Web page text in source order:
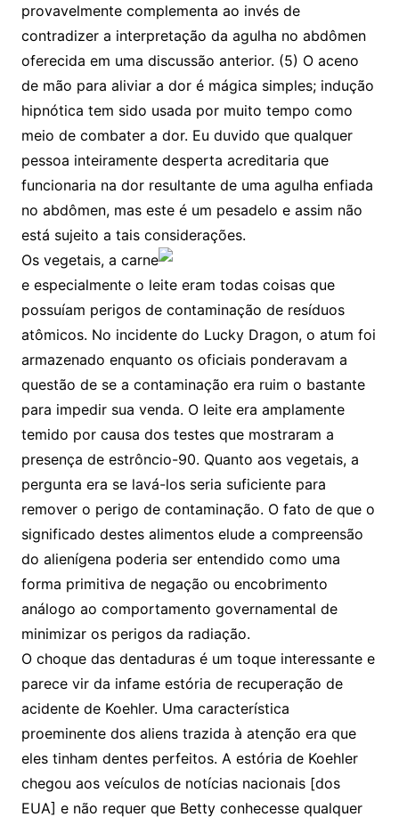
provavelmente complementa ao invés de
contradizer a interpretação da agulha no abdômen
oferecida em uma discussão anterior. (5) O aceno
de mão para aliviar a dor é mágica simples; indução
hipnótica tem sido usada por muito tempo como
meio de combater a dor. Eu duvido que qualquer
pessoa inteiramente desperta acreditaria que
funcionaria na dor resultante de uma agulha enfiada
no abdômen, mas este é um pesadelo e assim não
está sujeito a tais considerações.
Os vegetais, a carne
e especialmente o leite eram todas coisas que
possuíam perigos de contaminação de resíduos
atômicos. No incidente do Lucky Dragon, o atum foi
armazenado enquanto os oficiais ponderavam a
questão de se a contaminação era ruim o bastante
para impedir sua venda. O leite era amplamente
temido por causa dos testes que mostraram a
presença de estrôncio-90. Quanto aos vegetais, a
pergunta era se lavá-los seria suficiente para
remover o perigo de contaminação. O fato de que o
significado destes alimentos elude a compreensão
do alienígena poderia ser entendido como uma
forma primitiva de negação ou encobrimento
análogo ao comportamento governamental de
minimizar os perigos da radiação.
O choque das dentaduras é um toque interessante e
parece vir da infame estória de recuperação de
acidente de Koehler. Uma característica
proeminente dos aliens trazida à atenção era que
eles tinham dentes perfeitos. A estória de Koehler
chegou aos veículos de notícias nacionais [dos
EUA] e não requer que Betty conhecesse qualquer